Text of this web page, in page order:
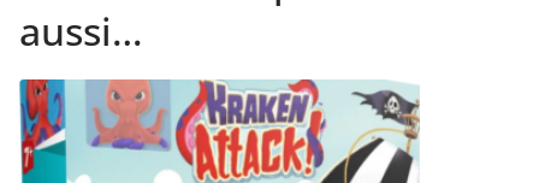
aussi…